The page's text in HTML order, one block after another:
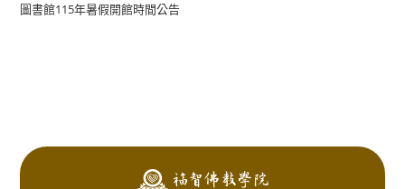
圖書館115年暑假開館時間公告